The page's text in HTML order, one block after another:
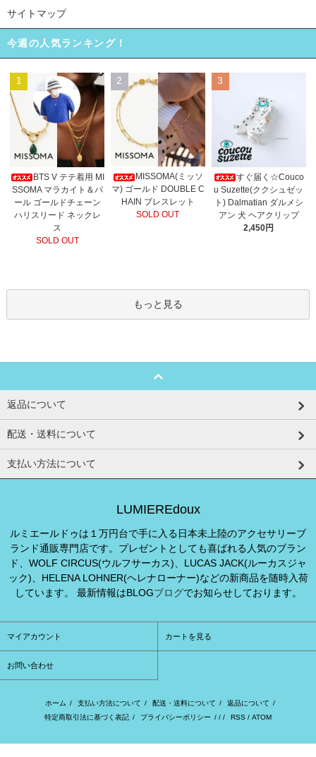
サイトマップ
今週の人気ランキング！
1
BTS V テテ着用 MI
SSOMA マラカイト＆パ
ール ゴールドチェーン
ハリスリード ネックレ
ス
SOLD OUT
2
MISSOMA(ミッソ
マ) ゴールド DOUBLE C
HAIN ブレスレット
SOLD OUT
3
すぐ届く☆Couco
u Suzette(ククシュゼッ
ト) Dalmatian ダルメシ
アン 犬 ヘアクリップ
2,450円
もっと見る
返品について
配送・送料について
支払い方法について
LUMIEREdoux
ルミエールドゥは１万円台で手に入る日本未上陸のアクセサリーブ
ランド通販専門店です。プレゼントとしても喜ばれる人気のブラン
ド、WOLF CIRCUS(ウルフサーカス)、LUCAS JACK(ルーカスジャ
ック)、HELENA LOHNER(ヘレナローナー)などの新商品を随時入荷
しています。 最新情報はBLOGブログでお知らせしております。
マイアカウント カートを見る
お問い合わせ
ホーム / 支払い方法について / 配送・送料について / 返品について /
特定商取引法に基づく表記 / プライバシーポリシー / / / RSS / ATOM